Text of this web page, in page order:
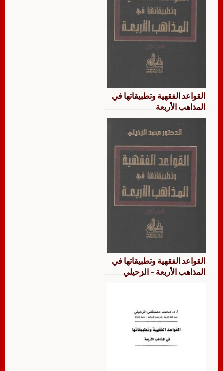
القواعد الفقهية وتطبيقاتها في
المذاهب الأربعة
القواعد الفقهية وتطبيقاتها في
المذاهب الأربعة – الزحيلي